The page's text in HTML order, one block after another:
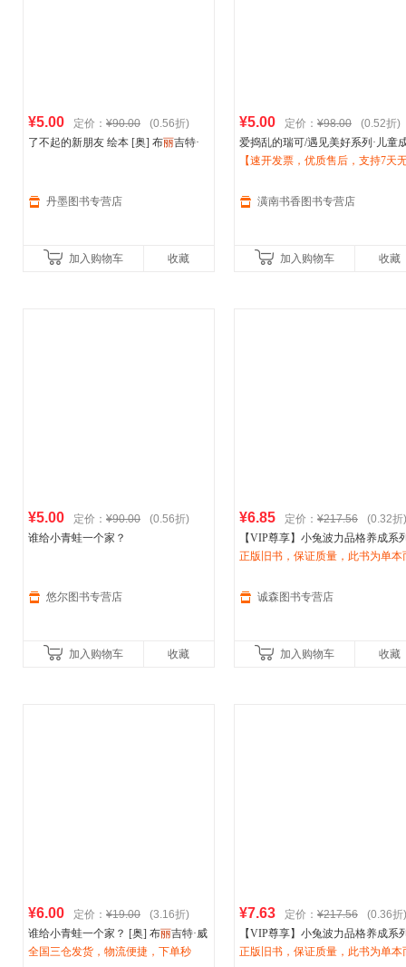
¥5.00 定价： ¥90.00
(0.56折)
了不起的新朋友 绘本 [奥] 布丽吉特·
丹墨图书专营店
加入购物车 收藏
¥5.00 定价： ¥98.00
(0.52折)
爱捣乱的瑞可/遇见美好系列·儿童
美绘本系列 [德]布丽吉特·威宁格
【速开发票，优质售后，支持7天
潢南书香图书专营店
加入购物车 收藏
¥5.00 定价： ¥90.00
(0.56折)
谁给小青蛙一个家？
悠尔图书专营店
加入购物车 收藏
¥6.85 定价： ¥217.56
(0.32折)
【VIP尊享】小兔波力品格养成系
邢培健 著；布丽吉特·威宁格；伊
正版旧书，保证质量，此书为单本
诚森图书专营店
加入购物车 收藏
¥6.00 定价： ¥19.00
(3.16折)
谁给小青蛙一个家？ [奥] 布丽吉特·威
宁格 著,[法]伊芙·塔勒 绘,杨玲 中信出
全国三仓发货，物流便捷，下单秒
¥7.63 定价： ¥217.56
(0.36折)
【VIP尊享】小兔波力品格养成系
邢培健 著；布丽吉特·威宁格；伊
正版旧书，保证质量，此书为单本